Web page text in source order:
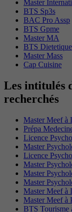
Master
BTS Sp3s
BAC Pro Assp
BTS Gpme
Master MA
BTS Dietetique
Master Mass
Cap Cuisine
Les intitulés
recherchés
Master Meef à
Prépa
Licence
Master
Licence
Master
Master
Master
Master Meef à
Master Meef à
BTS Tourisme